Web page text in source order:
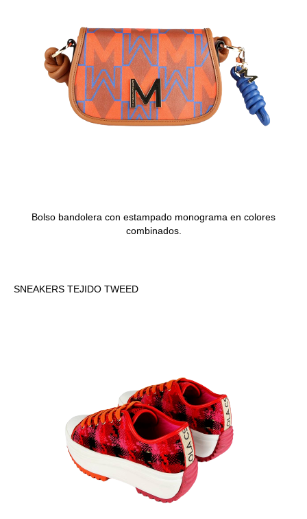
Bolso bandolera con estampado monograma en colores
combinados.
SNEAKERS TEJIDO TWEED